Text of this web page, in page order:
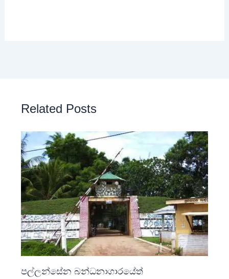
Related Posts
පල්ලන්සේන බන්ධනාගාරයේත්